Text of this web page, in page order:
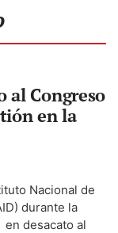
al Congreso
en la
Nacional de
durante la
desacato al